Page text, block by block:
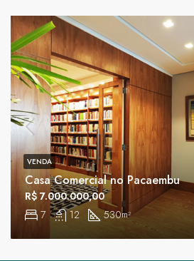
Casa Comercial no Pacaembu
7 12 530m²
R$ 7.000.000,00
VENDA